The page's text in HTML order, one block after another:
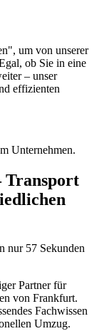
um von unserer
ob Sie in eine
– unser
effizienten
Unternehmen.
Transport
nur 57 Sekunden
Partner für
von Frankfurt.
Fachwissen
Umzug.